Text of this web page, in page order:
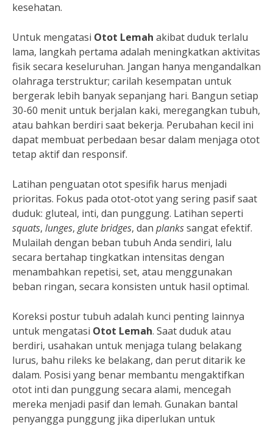
kesehatan.
Untuk mengatasi Otot Lemah akibat duduk terlalu
lama, langkah pertama adalah meningkatkan aktivitas
fisik secara keseluruhan. Jangan hanya mengandalkan
olahraga terstruktur; carilah kesempatan untuk
bergerak lebih banyak sepanjang hari. Bangun setiap
30-60 menit untuk berjalan kaki, meregangkan tubuh,
atau bahkan berdiri saat bekerja. Perubahan kecil ini
dapat membuat perbedaan besar dalam menjaga otot
tetap aktif dan responsif.
Latihan penguatan otot spesifik harus menjadi
prioritas. Fokus pada otot-otot yang sering pasif saat
duduk: gluteal, inti, dan punggung. Latihan seperti
squats, lunges, glute bridges, dan plankssangat efektif.
Mulailah dengan beban tubuh Anda sendiri, lalu
secara bertahap tingkatkan intensitas dengan
menambahkan repetisi, set, atau menggunakan
beban ringan, secara konsisten untuk hasil optimal.
Koreksi postur tubuh adalah kunci penting lainnya
untuk mengatasi Otot Lemah. Saat duduk atau
berdiri, usahakan untuk menjaga tulang belakang
lurus, bahu rileks ke belakang, dan perut ditarik ke
dalam. Posisi yang benar membantu mengaktifkan
otot inti dan punggung secara alami, mencegah
mereka menjadi pasif dan lemah. Gunakan bantal
penyangga punggung jika diperlukan untuk